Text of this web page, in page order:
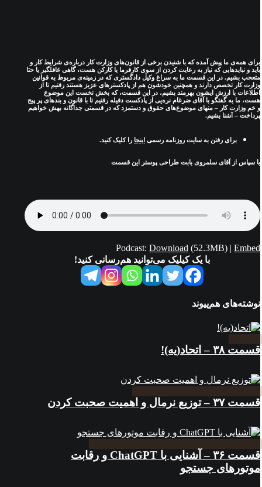
برای همه‌ی ما پیش آمده که با شنیدن برخی از قانون‌های وزارت کار درباره‌ی شرایط کار و
باید و نبایدهایی که نیاز به رعایت کردن از سوی کارفرما یا کارکن هست، گاهی غافلگیر یا حتا
متعحب بشیم. در این قسمت ما به سراغ وکیل دادگستری که در زمینه‌ی مربوط به قوانین
وزارت کار تخصص دارند و همچنین خودشون هم از پادکسترهای عزیز هستند رفتیم تا از
اطلاعات با ارزش ایشون بهرمند بشیم، در این قسمت، که بخش نخست این موضوع
هست، ما به گفتگو با آقای ضرغام نره‌یی از پادکست دفیله رفتیم تا با قانون‌ و بندهای پر پیج
و خم وزارت کار – منهای موضوع‌های حقوق و دستمزد که در قسمتی جداگانه بهش خواهیم
پرداخت – آشنا بشیم.
برای رفتن به سایت روزنامه رسمی اینجا را کلیک کنید.
با سپاس از آقای سلمروی بابت طراحی پوستر این قسمت
Podcast: Download (52.3MB) | Embed
با یک کیلیک می‌توانید هم‌رسانی کنید!
نوشته‌های هم‌پیوند
قسمت ۳۸ – اتحاد(یه)!
قسمت ۳۷ – توزیع نرمال و اهمیت صحبت کردن
قسمت ۳۶ – آشنایی با ChatGPT و رقابت
موتورهای جستجو